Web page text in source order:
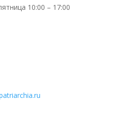
10:00 – 17:00